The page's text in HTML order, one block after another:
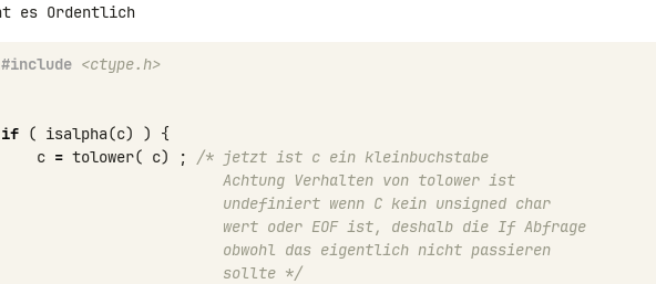
#include <ctype.h>
if ( isalpha(c) )
{
c = tolower( c) ;
/* jetzt ist c ein kleinbuchstabe
                         Achtung Verhalten von tolower ist
                         undefiniert wenn C kein unsigned char
                         wert oder EOF ist, deshalb die If Abfrage
                         obwohl das eigentlich nicht passieren
                         sollte */